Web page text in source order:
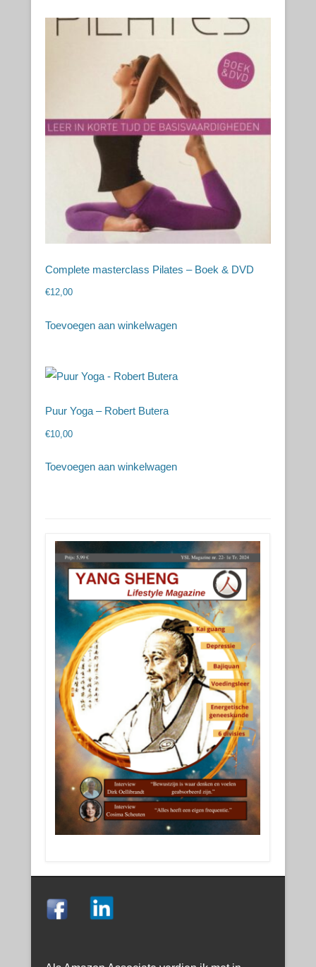
Complete masterclass Pilates – Boek & DVD
€12,00
Toevoegen aan winkelwagen
Puur Yoga – Robert Butera
€10,00
Toevoegen aan winkelwagen